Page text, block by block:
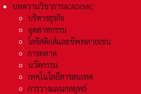
บทความวิชาการACADEMIC
บริหารธุรกิจ
อุตสาหกรรม
โลจิสติกส์และชัพพลายเชน
การตลาด
นวัตกรรม
เทคโนโลยีสารสนเทศ
การวางแผนกลยุทธ์